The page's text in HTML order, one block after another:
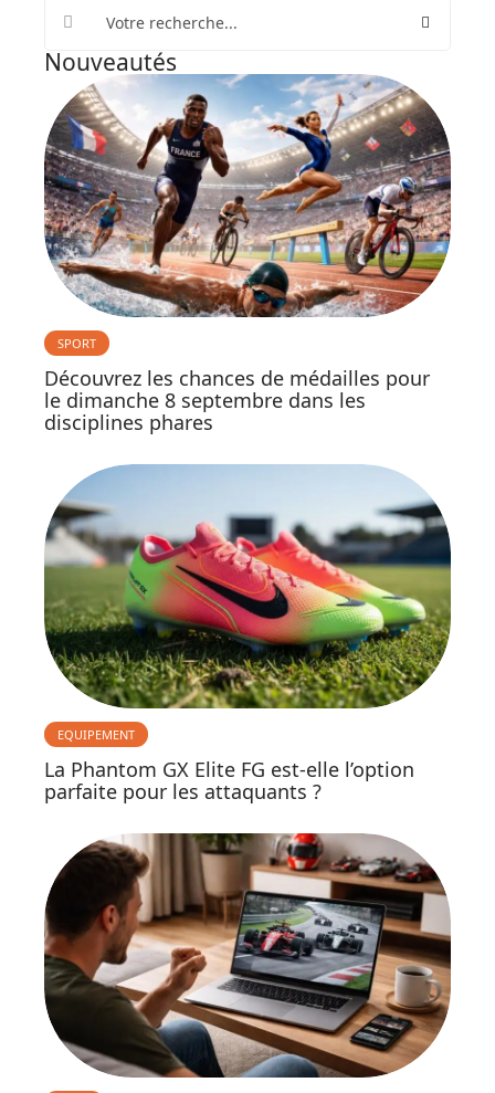
Nouveautés
SPORT
Découvrez les chances de médailles pour
le dimanche 8 septembre dans les
disciplines phares
EQUIPEMENT
La Phantom GX Elite FG est-elle l’option
parfaite pour les attaquants ?